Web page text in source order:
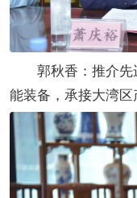
郭秋香：推介先
能装备，承接大湾区